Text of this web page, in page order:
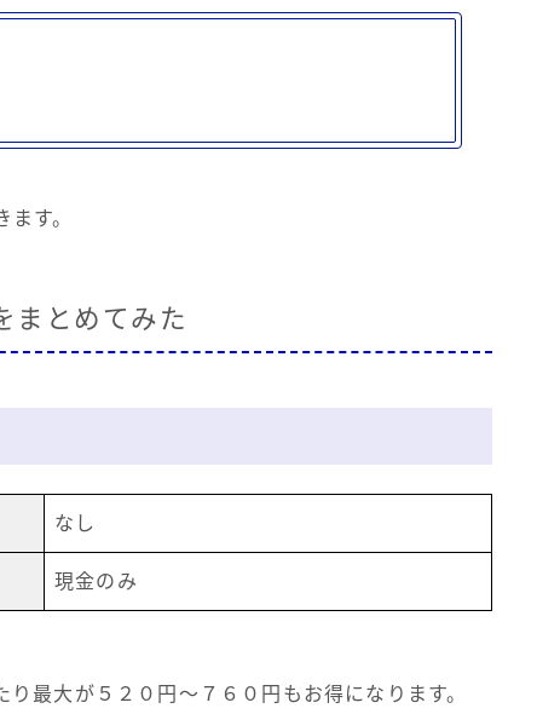
す。
まとめてみた
なし
現金のみ
最大が５２０円～７６０円もお得になります。